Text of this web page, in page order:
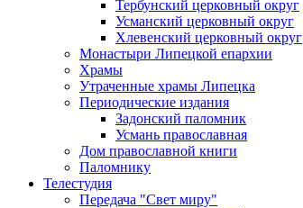
Тербунский церковный округ
Усманский церковный округ
Хлевенский церковный округ
Монастыри Липецкой епархии
Храмы
Утраченные храмы Липецка
Периодические издания
Задонский паломник
Усмань православная
Дом православной книги
Паломнику
Телестудия
Передача "Свет миру"